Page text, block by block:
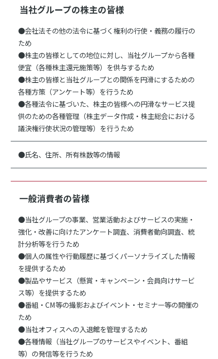
当社グループの株主の皆様
●会社法その他の法令に基づく権利の行使・義務の履行の
ため
●株主の皆様としての地位に対し、当社グループから各種
便宜（各種株主還元施策等）を供与するため
●株主の皆様と当社グループとの関係を円滑にするための
各種方策（アンケート等）を行うため
●各種法令に基づいた、株主の皆様への円滑なサービス提
供のための各種管理（株主データ作成・株主総会における
議決権行使状況の管理等）を行うため
●氏名、住所、所有株数等の情報
一般消費者の皆様
●当社グループの事業、営業活動およびサービスの実施・
強化・改善に向けたアンケート調査、消費者動向調査、統
計分析等を行うため
●個人の属性や行動履歴に基づくパーソナライズした情報
を提供するため
●製品やサービス（懸賞・キャンペーン・会員向けサービ
ス等）を提供するため
●番組・CM等の撮影およびイベント・セミナー等の開催の
ため
●当社オフィスへの入退館を管理するため
●各種情報（当社グループのサービスやイベント、番組
等）の発信等を行うため